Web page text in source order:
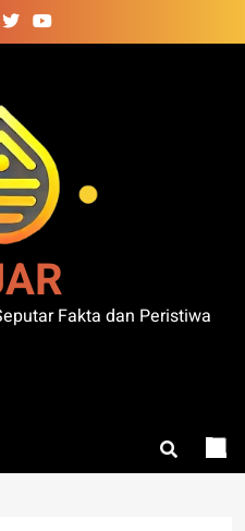
Fakta dan Peristiwa